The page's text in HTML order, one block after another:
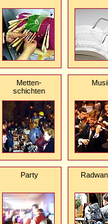
Metten-
schichten
Party